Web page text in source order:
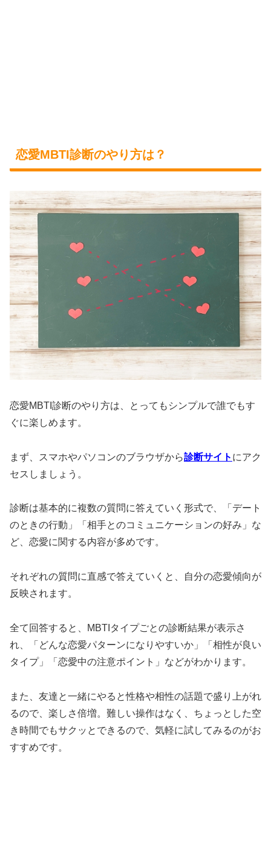
恋愛MBTI診断のやり方は？
恋愛MBTI診断のやり方は、とってもシンプルで誰でもす
ぐに楽しめます。
まず、スマホやパソコンのブラウザから診断サイト にアク
セスしましょう。
診断は基本的に複数の質問に答えていく形式で、「デート
のときの行動」「相手とのコミュニケーションの好み」な
ど、恋愛に関する内容が多めです。
それぞれの質問に直感で答えていくと、自分の恋愛傾向が
反映されます。
全て回答すると、MBTIタイプごとの診断結果が表示さ
れ、「どんな恋愛パターンになりやすいか」「相性が良い
タイプ」「恋愛中の注意ポイント」などがわかります。
また、友達と一緒にやると性格や相性の話題で盛り上がれ
るので、楽しさ倍増。難しい操作はなく、ちょっとした空
き時間でもサクッとできるので、気軽に試してみるのがお
すすめです。